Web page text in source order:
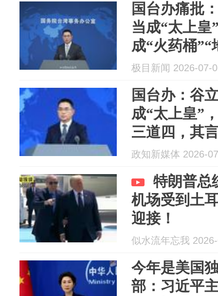
国台办痛批
当成“太上皇
成“火药桶
朗普总统所
极目新闻 2026-07-
国台办：谷
成“太上皇”
三道四，其
统所作的严
政知新媒体 2026-
特朗普总
机场受到土
迎接！
似水流年忘我
今年是美国
部：习近平